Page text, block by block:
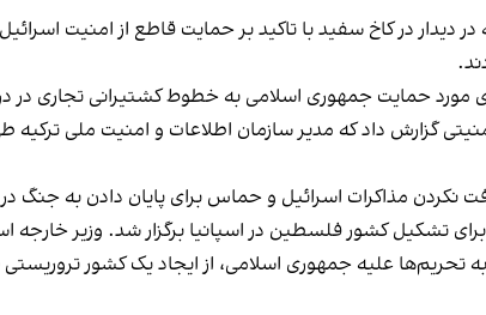
دیدار در کاخ سفید با تاکید بر حمایت قاطع از امنیت
مورد حمایت جمهوری اسلامی به خطوط کشتیرانی تجاری در
گزارش داد که مدیر سازمان اطلاعات و امنیت ملی ترکیه
نکردن مذاکرات اسرائیل و حماس برای پایان دادن به جنگ در
تشکیل کشور فلسطین در اسپانیا برگزار شد. وزیر
به تحریم‌ها علیه جمهوری اسلامی، از ایجاد یک کشور